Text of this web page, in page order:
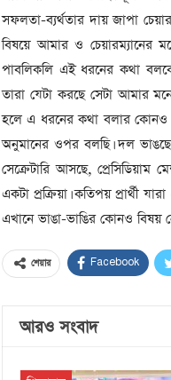
সফলতা-ব্যর্থতার দায় জাপা
বিষয়ে আমার ও চেয়ারম্যানের
পাবলিকলি এই ধরনের কথা
তারা যেটা করছে সেটা আমার
হলে এ ধরনের কথা বলার কোনও
অনুমানের ওপর বলছি। দল
সেক্রেটারি আসছে, প্রেসিডিয়াম
একটা প্রক্রিয়া। কতিপয় প্রার্থী
এখানে ভাঙা-ভাঙির কোনও বিষয়
শেয়ার Facebook
আরও সংবাদ